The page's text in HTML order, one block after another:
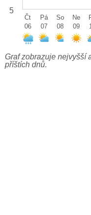
5
Čt
06
Pá
07
So
08
Ne
09
Graf zobrazuje nejvyšší
příštích dnů.